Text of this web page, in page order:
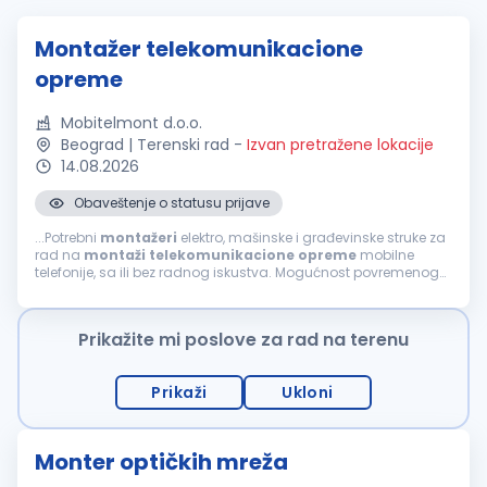
Montažer telekomunikacione
opreme
Mobitelmont d.o.o.
Beograd | Terenski rad - Izvan pretražene lokacije
14.08.2026
Obaveštenje o statusu prijave
...Potrebni montažeri elektro, mašinske i građevinske struke za
rad na montaži telekomunikacione opreme mobilne
telefonije, sa ili bez radnog iskustva. Mogućnost povremenog
stepen)...
Prikažite mi poslove za rad na terenu
Prikaži Ukloni
Monter optičkih mreža